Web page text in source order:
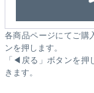
各商品ページにてご購
ンを押します。
「◀戻る」ボタンを押
きます。